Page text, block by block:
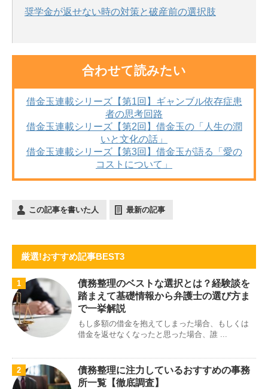
奨学金が返せない時の対策と破産前の選択肢
合わせて読みたい
借金玉連載シリーズ【第1回】ギャンブル依存症患
者の思考回路
借金玉連載シリーズ【第2回】借金玉の「人生の潤
いと文化の話」
借金玉連載シリーズ【第3回】借金玉が語る「愛の
コストについて」
この記事を書いた人 最新の記事
厳選!おすすめ記事BEST3
1
債務整理のベストな選択とは？経験談を
踏まえて基礎情報から弁護士の選び方ま
で一挙解説
もし多額の借金を抱えてしまった場合、もしくは
借金を返せなくなったと思った場合、誰 ...
2
債務整理に注力しているおすすめの事務
所一覧【徹底調査】